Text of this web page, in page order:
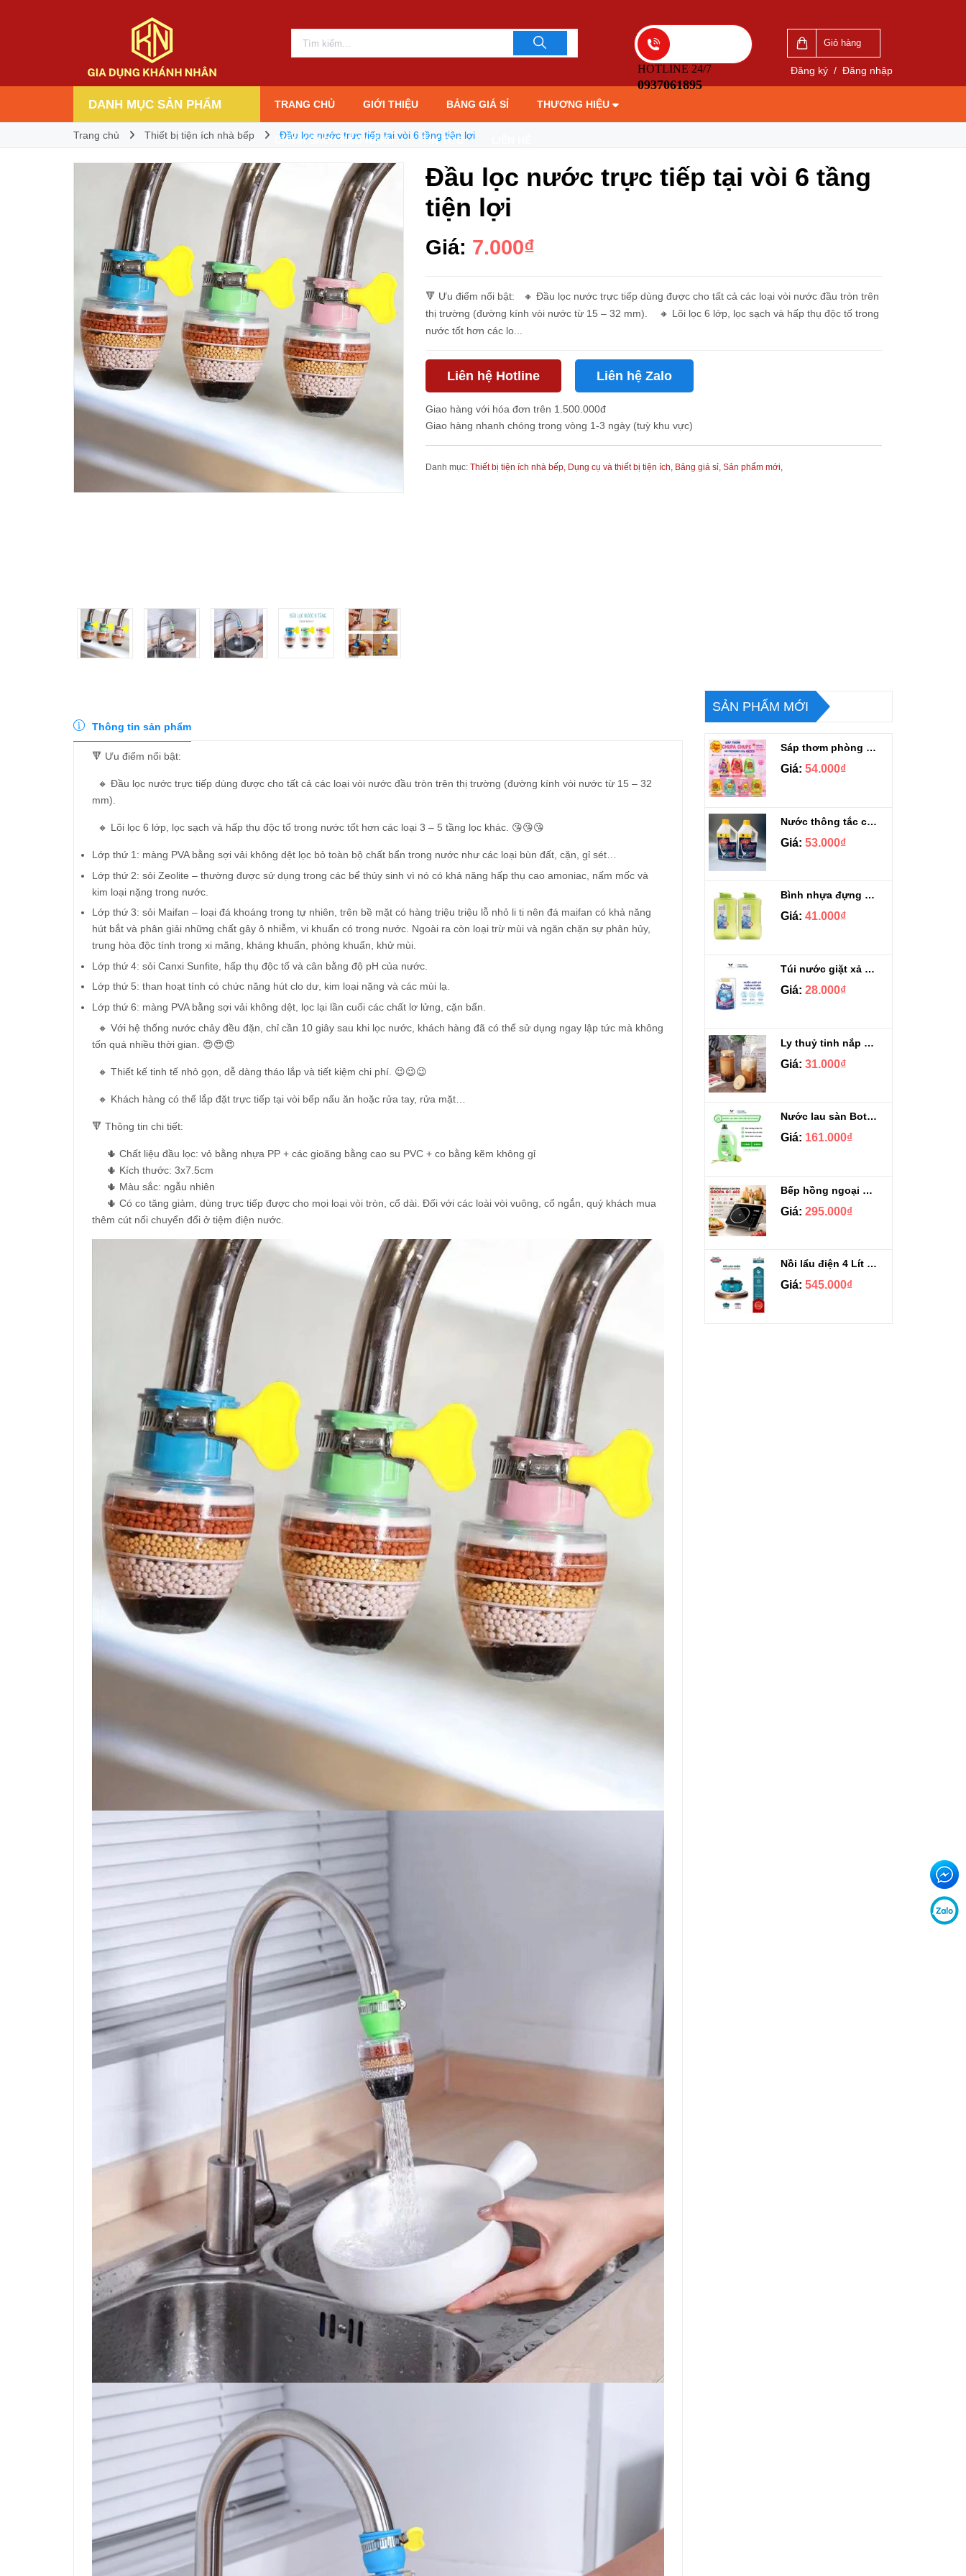
HOTLINE 24/7
0937061895
Giỏ hàng
Đăng ký / Đăng nhập
DANH MỤC SẢN PHẨM TRANG CHỦ GIỚI THIỆU BẢNG GIÁ SỈ THƯƠNG HIỆU
CHÍNH SÁCH BẢO HÀNH TIN TỨC
Trang chủ Thiết bị tiện ích nhà bếp Đầu lọc nước trực tiếp tại vòi 6 tầng tiện lợi
Đầu lọc nước trực tiếp tại vòi 6 tầng
tiện lợi
Giá: 7.000₫
🔻 Ưu điểm nổi bật: 🔸 Đầu lọc nước trực tiếp dùng được cho tất cả các loại vòi nước đầu tròn trên
thị trường (đường kính vòi nước từ 15 – 32 mm). 🔸 Lõi lọc 6 lớp, lọc sạch và hấp thụ độc tố trong
nước tốt hơn các lo...
Liên hệ Hotline Liên hệ Zalo
Giao hàng với hóa đơn trên 1.500.000đ
Giao hàng nhanh chóng trong vòng 1-3 ngày (tuỳ khu vực)
Danh mục: Thiết bị tiện ích nhà bếp, Dụng cụ và thiết bị tiện ích, Bảng giá sỉ, Sản phẩm mới,
Giá bán: 7.000₫ 0937061895 0937061895
Thông tin sản phẩm
🔻 Ưu điểm nổi bật:
🔸 Đầu lọc nước trực tiếp dùng được cho tất cả các loại vòi nước đầu tròn trên thị trường (đường kính vòi nước từ 15 – 32
mm).
🔸 Lõi lọc 6 lớp, lọc sạch và hấp thụ độc tố trong nước tốt hơn các loại 3 – 5 tầng lọc khác. 😘😘😘
Lớp thứ 1: màng PVA bằng sợi vải không dệt lọc bỏ toàn bộ chất bẩn trong nước như các loại bùn đất, cặn, gỉ sét…
Lớp thứ 2: sỏi Zeolite – thường được sử dụng trong các bể thủy sinh vì nó có khả năng hấp thụ cao amoniac, nấm mốc và
kim loại nặng trong nước.
Lớp thứ 3: sỏi Maifan – loại đá khoáng trong tự nhiên, trên bề mặt có hàng triệu triệu lỗ nhỏ li ti nên đá maifan có khả năng
hút bắt và phân giải những chất gây ô nhiễm, vi khuẩn có trong nước. Ngoài ra còn loại trừ mùi và ngăn chặn sự phân hủy,
trung hòa độc tính trong xi măng, kháng khuẩn, phòng khuẩn, khử mùi.
Lớp thứ 4: sỏi Canxi Sunfite, hấp thụ độc tố và cân bằng độ pH của nước.
Lớp thứ 5: than hoạt tính có chức năng hút clo dư, kim loại nặng và các mùi lạ.
Lớp thứ 6: màng PVA bằng sợi vải không dệt, lọc lại lần cuối các chất lơ lửng, cặn bẩn.
🔸 Với hệ thống nước chảy đều đặn, chỉ cần 10 giây sau khi lọc nước, khách hàng đã có thể sử dụng ngay lập tức mà không
tốn quá nhiều thời gian. 😍😍😍
🔸 Thiết kế tinh tế nhỏ gọn, dễ dàng tháo lắp và tiết kiệm chi phí. 😉😉😉
🔸 Khách hàng có thể lắp đặt trực tiếp tại vòi bếp nấu ăn hoặc rửa tay, rửa mặt…
🔻 Thông tin chi tiết:
🌵 Chất liệu đầu lọc: vỏ bằng nhựa PP + các gioăng bằng cao su PVC + co bằng kẽm không gỉ
🌵 Kích thước: 3x7.5cm
🌵 Màu sắc: ngẫu nhiên
🌵 Có co tăng giảm, dùng trực tiếp được cho mọi loại vòi tròn, cổ dài. Đối với các loài vòi vuông, cổ ngắn, quý khách mua
thêm cút nối chuyển đổi ở tiệm điện nước.
SẢN PHẨM MỚI
Sáp thơm phòng Chupa Chups Thái Lan 230g
Giá: 54.000₫
Nước thông tắc cầu cống siêu mạnh Sifa 1.4kg
Giá: 53.000₫
Bình nhựa đựng nước Aqua Lock&Lock 2.1L
Giá: 41.000₫
Túi nước giặt xả Sizen hương nước hoa 500 ml
Giá: 28.000₫
Ly thuỷ tinh nắp gỗ kèm ống hút chịu nhiệt 500ml
Giá: 31.000₫
Nước lau sàn Botany tinh dầu sả chanh chai 3.9kg
Giá: 161.000₫
Bếp hồng ngoại cảm ứng Gropa G1-602
Giá: 295.000₫
Nồi lẩu điện 4 Lít Ladomax HA-238
Giá: 545.000₫